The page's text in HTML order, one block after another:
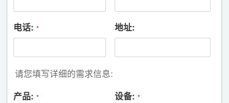
电话:* 地址:
请您填写详细的需求信息:
产品:* 设备: *